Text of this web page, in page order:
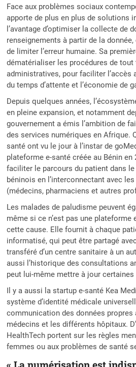
Face aux problèmes sociaux
apporte de plus en plus de solutions
l’avantage d’optimiser la collecte de
renseignements à partir de la donnée,
de limiter l’erreur humaine. Sa
dématérialiser les procédures de tout
administratives, pour faciliter l’accès
du temps d’attente et l’économie de
Depuis quelques années,
en pleine expansion, et notamment
gouvernement a émis l’ambition de
des services numériques en Afrique.
santé ont vu le jour à l’instar de
plateforme e-santé créée au Bénin
faciliter le parcours du patient dans
béninois en l’interconnectant avec
(médecins, pharmaciens et autres
Les malades de paludisme peuvent
même si ce n’est pas une plateforme
cette cause. Elle fournit à chaque
informatisé, qui peut être partagé
transféré d’un centre sanitaire à un
aussi l’historique des consultations
peut lui-même mettre à jour certaines
Il y a aussi la startup e-santé Kea
système d’identité médicale
communication des données
médecins et les différents hôpitaux.
HealthTech portent sur les règles
femmes ou aux problèmes de santé